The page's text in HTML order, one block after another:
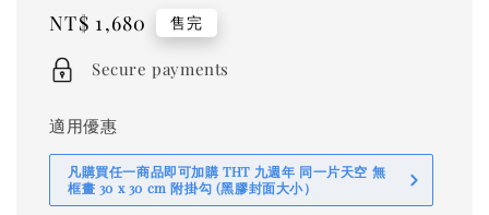
Regular
price
NT$ 1,680 售完
Secure payments
適用優惠
凡購買任一商品即可加購 THT 九週年 同一片天空 無
框畫 30 x 30 cm 附掛勾 (黑膠封面大小）